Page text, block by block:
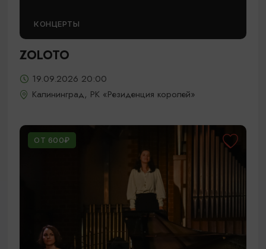
КОНЦЕРТЫ
ZOLOTO
19.09.2026 20:00
Калининград, РК «Резиденция королей»
ОТ 600₽